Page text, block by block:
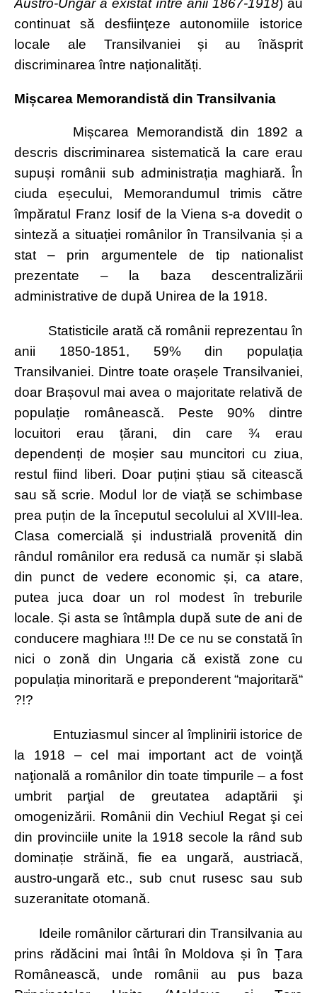
Austro-Ungar a existat între anii 1867-1918) au
continuat să desfiinţeze autonomiile istorice
locale ale Transilvaniei și au înăsprit
discriminarea între naționalități.
Mișcarea Memorandistă din Transilvania
Mișcarea Memorandistă din 1892 a
descris discriminarea sistematică la care erau
supuși românii sub administrația maghiară. În
ciuda eșecului, Memorandumul trimis către
împăratul Franz Iosif de la Viena s-a dovedit o
sinteză a situației românilor în Transilvania și a
stat – prin argumentele de tip nationalist
prezentate – la baza descentralizării
administrative de după Unirea de la 1918.
Statisticile arată că românii reprezentau în
anii 1850-1851, 59% din populația
Transilvaniei. Dintre toate orașele Transilvaniei,
doar Brașovul mai avea o majoritate relativă de
populație românească. Peste 90% dintre
locuitori erau țărani, din care ¾ erau
dependenți de moșier sau muncitori cu ziua,
restul fiind liberi. Doar puțini știau să citească
sau să scrie. Modul lor de viață se schimbase
prea puțin de la începutul secolului al XVIII-lea.
Clasa comercială și industrială provenită din
rândul românilor era redusă ca număr și slabă
din punct de vedere economic și, ca atare,
putea juca doar un rol modest în treburile
locale. Și asta se întâmpla după sute de ani de
conducere maghiara !!! De ce nu se constată în
nici o zonă din Ungaria că există zone cu
populația minoritară e preponderent “majoritară“
?!?
Entuziasmul sincer al împlinirii istorice de
la 1918 – cel mai important act de voinţă
naţională a românilor din toate timpurile – a fost
umbrit parţial de greutatea adaptării şi
omogenizării. Românii din Vechiul Regat şi cei
din provinciile unite la 1918 secole la rând sub
dominație străină, fie ea ungară, austriacă,
austro-ungară etc., sub cnut rusesc sau sub
suzeranitate otomană.
Ideile românilor cărturari din Transilvania au
prins rădăcini mai întâi în Moldova și în Țara
Românească, unde românii au pus baza